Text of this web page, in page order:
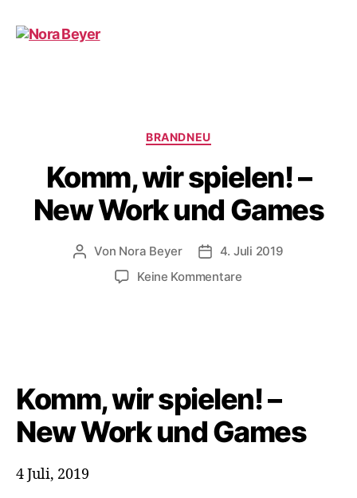
Kategorien
BRANDNEU
Komm, wir spielen! –
New Work und Games
Beitragsautor
Von Nora Beyer Beitragsdatum
4. Juli 2019
Keine Kommentarezu
und
Komm, wir spielen! –
New Work und Games
4 Juli, 2019